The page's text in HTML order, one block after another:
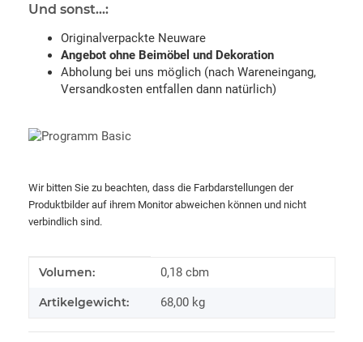
Und sonst...:
Originalverpackte Neuware
Angebot ohne Beimöbel und Dekoration
Abholung bei uns möglich (nach Wareneingang,
Versandkosten entfallen dann natürlich)
Wir bitten Sie zu beachten, dass die Farbdarstellungen der
Produktbilder auf ihrem Monitor abweichen können und nicht
verbindlich sind.
Produkteigenschaft
Wert
Volumen: 0,18 cbm
Artikelgewicht: 68,00 kg